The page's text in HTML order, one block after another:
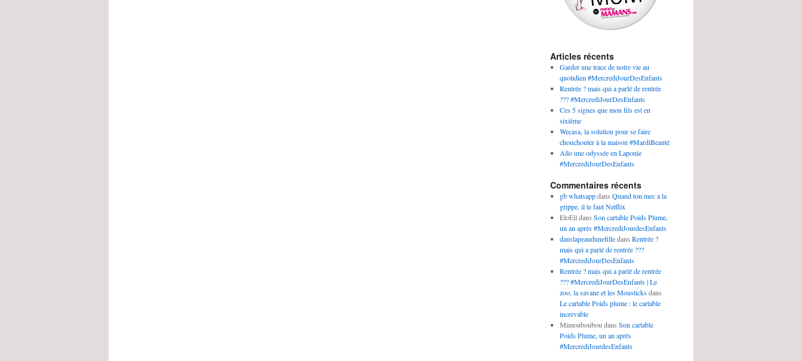
Articles récents
Garder une trace de notre vie au
quotidien #MercrediJourDesEnfants
Rentrée ? mais qui a parlé de rentrée
??? #MercrediJourDesEnfants
Ces 5 signes que mon fils est en
sixième
Wecasa, la solution pour se faire
chouchouter à la maison #MardiBeauté
Aïlo une odyssée en Laponie
#MercrediJourDesEnfants
Commentaires récents
gb whatsappdans Quand ton mec a la
grippe, il te faut Netflix
EloEildans Son cartable Poids Plume,
un an après #MercrediJourdesEnfants
danslapeaudunefilledans Rentrée ?
mais qui a parlé de rentrée ???
#MercrediJourDesEnfants
Rentrée ? mais qui a parlé de rentrée
??? #MercrediJourDesEnfants | Le
zoo, la savane et les Mousticksdans
Le cartable Poids plume : le cartable
increvable
Mimoubouboudans Son cartable
Poids Plume, un an après
#MercrediJourdesEnfants